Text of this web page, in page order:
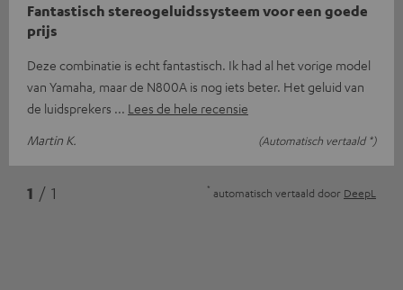
Fantastisch stereogeluidssysteem voor een goede
prijs
Deze combinatie is echt fantastisch. Ik had al het vorige model
van Yamaha, maar de N800A is nog iets beter. Het geluid van
de luidsprekers
Lees de hele recensie
Martin K.
(Automatisch vertaald *)
1 / 1 * automatisch vertaald door DeepL